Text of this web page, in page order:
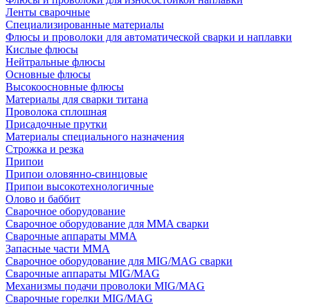
Ленты сварочные
Специализированные материалы
Флюсы и проволоки для автоматической сварки и наплавки
Кислые флюсы
Нейтральные флюсы
Основные флюсы
Высокоосновные флюсы
Материалы для сварки титана
Проволока сплошная
Присадочные прутки
Материалы специального назначения
Строжка и резка
Припои
Припои оловянно-свинцовые
Припои высокотехнологичные
Олово и баббит
Сварочное оборудование
Сварочное оборудование для MMA сварки
Сварочные аппараты MMA
Запасные части MMA
Сварочное оборудование для MIG/MAG сварки
Сварочные аппараты MIG/MAG
Механизмы подачи проволоки MIG/MAG
Сварочные горелки MIG/MAG